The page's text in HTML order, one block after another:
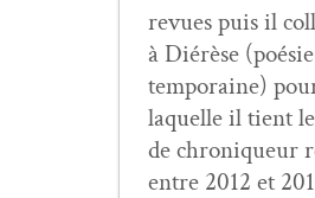
revues puis il
à Diérèse
tem­po­raine)
laque­lle il tient
de chroniqueur
entre 2012 et